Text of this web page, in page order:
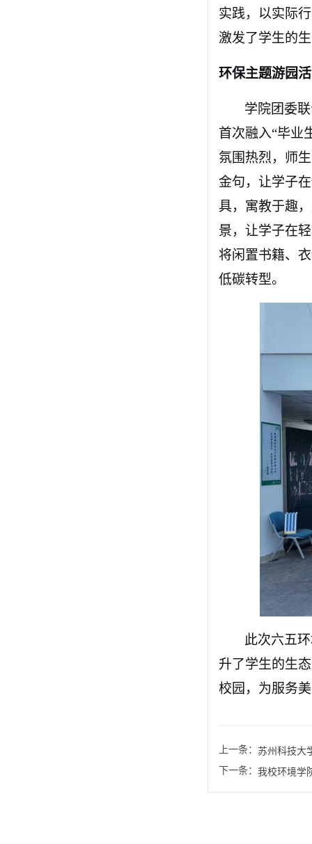
实践，以实际
激发了学生的
环保主题游园
学院团委
首次融入“毕业
氛围热烈，师
金句，让学子
具，寓教于趣
景，让学子在
将闲置书籍、
低碳转型。
此次六五
升了学生的生
校园，为服务
上一条： 苏州科技大
下一条： 我校环境学